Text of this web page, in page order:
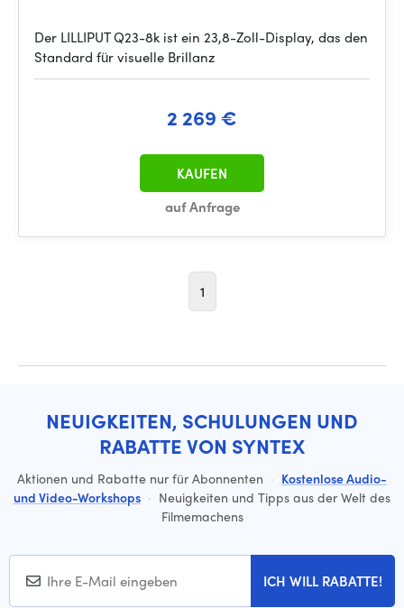
Der LILLIPUT Q23-8k ist ein 23,8-Zoll-Display, das den
Standard für visuelle Brillanz
2 269 €
auf Anfrage
KAUFEN
1
NEUIGKEITEN, SCHULUNGEN UND
RABATTE VON SYNTEX
Aktionen und Rabatte nur für Abonnenten · Kostenlose Audio-
und Video-Workshops · Neuigkeiten und Tipps aus der Welt des
Filmemachens
ICH WILL RABATTE!